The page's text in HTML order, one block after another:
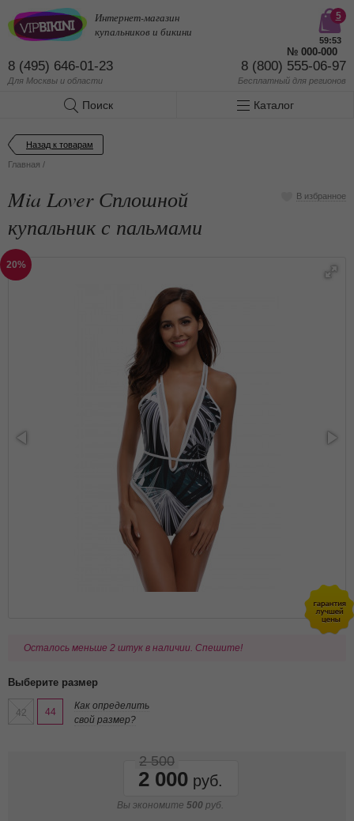
Интернет-магазин
купальников и бикини
8 (495) 646-01-23
Для Москвы и области
8 (800) 555-06-97
Бесплатный для регионов
5
59:53
№ 000-000
Поиск Каталог
Назад к товарам
Главная /
Mia Lover Сплошной
купальник с пальмами
В избранное
20%
Осталось меньше 2 штук в наличии. Спешите!
Выберите размер
42 44
Как определить
свой размер?
2 000
2 500
Вы экономите 500 руб.